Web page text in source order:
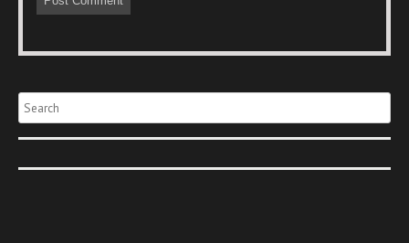
Search